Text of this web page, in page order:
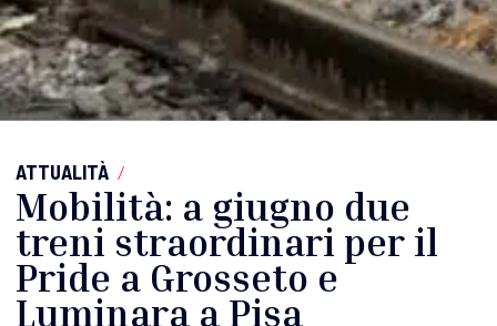
ATTUALITÀ /
Mobilità: a giugno due
treni straordinari per il
Pride a Grosseto e
Luminara a Pisa